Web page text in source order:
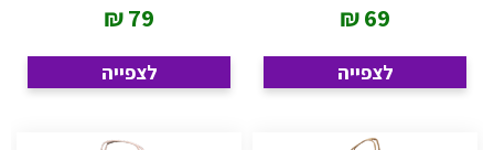
69
₪
לצפייה
79
₪
לצפייה